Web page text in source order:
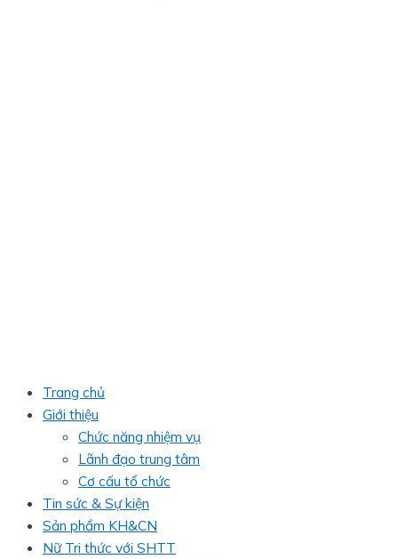
Trang chủ
Giới thiệu
Chức năng nhiệm vụ
Lãnh đạo trung tâm
Cơ cấu tổ chức
Tin sức & Sự kiện
Sản phẩm KH&CN
Nữ Tri thức với SHTT